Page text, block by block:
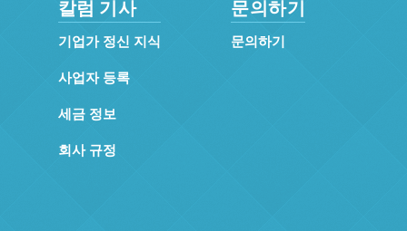
칼럼 기사
기업가 정신 지식
사업자 등록
세금 정보
회사 규정
문의하기
문의하기